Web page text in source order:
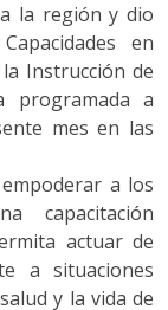
la región y dio
en
Instrucción de
programada a
mes en las
a los
capacitación
actuar de
a situaciones
y la vida de